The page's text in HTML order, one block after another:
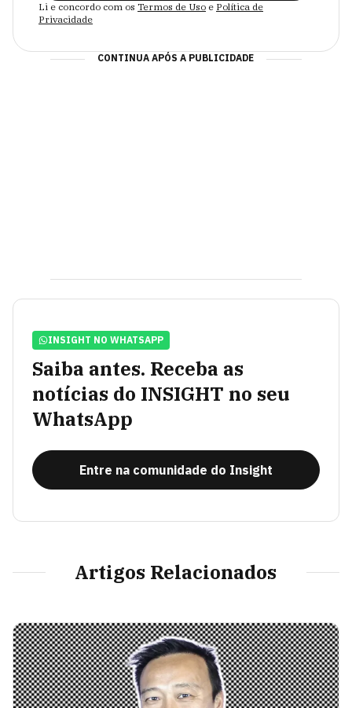
Li e concordo com os Termos de Uso e Política de
Privacidade
CONTINUA APÓS A PUBLICIDADE
INSIGHT NO WHATSAPP
Saiba antes. Receba as
notícias do INSIGHT no seu
WhatsApp
Entre na comunidade do Insight
Artigos Relacionados